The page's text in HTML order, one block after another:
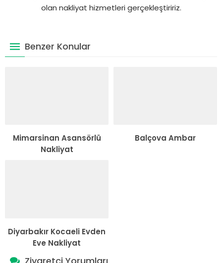
olan nakliyat hizmetleri gerçekleştiririz.
Benzer Konular
Mimarsinan Asansörlü
Nakliyat
Balçova Ambar
Diyarbakır Kocaeli Evden
Eve Nakliyat